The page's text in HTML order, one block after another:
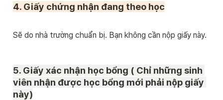
4. Giấy chứng nhận đang theo học
Sẽ do nhà trường chuẩn bị. Bạn không cần nộp giấy này.
5. Giấy xác nhận học bổng ( Chỉ những sinh
viên nhận được học bổng mới phải nộp giấy
này)